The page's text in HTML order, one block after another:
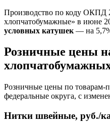
Производство по коду ОКПД
хлопчатобумажные» в июне
условных катушек — на
Розничные цены
Розничные цены по товарам-
федеральные округа, с
Нитки швейные, руб./